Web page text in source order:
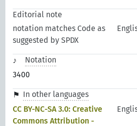
Editorial note
notation matches Code as
suggested by SPDX
Notation
3400
In other languages
CC BY-NC-SA 3.0: Creative
Commons Attribution -